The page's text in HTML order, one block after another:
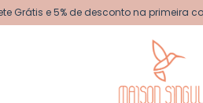
Grátis e 5% de desconto na primeira